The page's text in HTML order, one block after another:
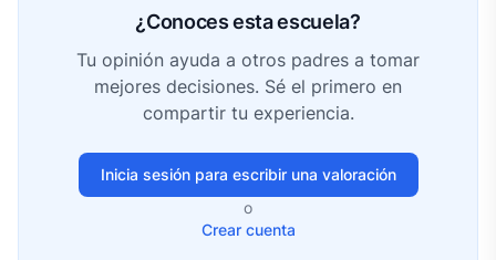
¿Conoces esta escuela?
Tu opinión ayuda a otros padres a tomar
mejores decisiones. Sé el primero en
compartir tu experiencia.
Inicia sesión para escribir una valoración
o
Crear cuenta